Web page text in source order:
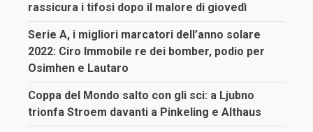
rassicura i tifosi dopo il malore di giovedì
Serie A, i migliori marcatori dell’anno solare
2022: Ciro Immobile re dei bomber, podio per
Osimhen e Lautaro
Coppa del Mondo salto con gli sci: a Ljubno
trionfa Stroem davanti a Pinkeling e Althaus